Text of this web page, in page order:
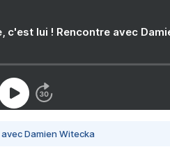
c'est lui ! Rencontre avec
Damien Witecka